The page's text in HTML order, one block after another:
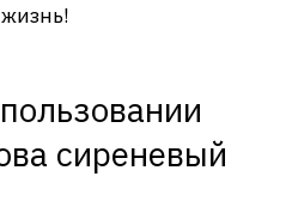
сиреневый